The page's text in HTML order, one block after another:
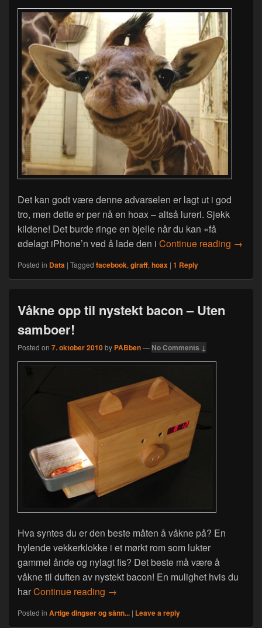
Det kan godt være denne advarselen er lagt ut i god
tro, men dette er per nå en hoax – altså lureri. Sjekk
kildene! Det burde ringe en bjelle når du kan «få
ødelagt iPhone’n ved å lade den i Continue reading Giraff
→
Posted in Data | Tagged facebook, giraff, hoax | 1 Reply
Våkne opp til nystekt bacon – Uten
samboer!
Posted on 7. oktober 2010by PABben— No Comments ↓
Hva syntes du er den beste måten å våkne på? En
hylende vekkerklokke i et mørkt rom som lukter
gammel ånde og nylagt fis? Det beste må være å
våkne til duften av nystekt bacon! En mulighet hvis du
harContinue reading Våkne opp til nystekt bacon – Uten
→
Posted in Artige dingser og sånn... | Leave a reply